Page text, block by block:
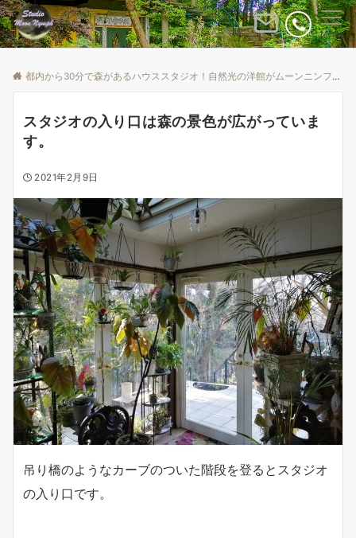
Menu
都内から30分で森があるハウススタジオ！自然光の洋館がムーンニンフ
スタジオの入り口は森の景色が広がっていま
す。
2021年2月9日
吊り橋のようなカーブのついた階段を登るとスタジオ
の入り口です。